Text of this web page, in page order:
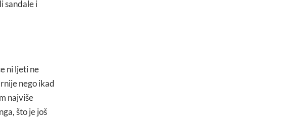
sandale i
ni ljeti ne
nego ikad
najviše
što je još